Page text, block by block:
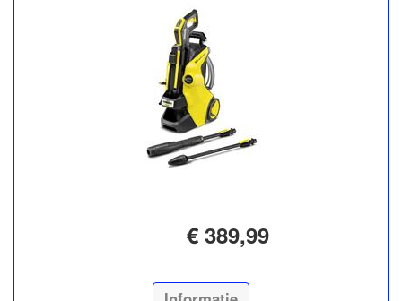
€ 389,99